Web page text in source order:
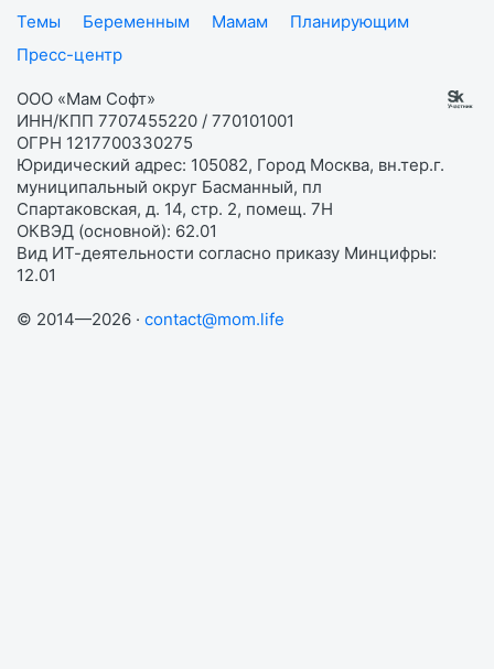
Темы
Беременным Мамам
Планирующим
Пресс-центр
ООО «Мам Софт»
ИНН/КПП 7707455220 / 770101001
ОГРН 1217700330275
Юридический адрес: 105082, Город Москва, вн.тер.г.
муниципальный округ Басманный, пл
Спартаковская, д. 14, стр. 2, помещ. 7Н
ОКВЭД (основной): 62.01
Вид ИТ-деятельности согласно приказу Минцифры:
12.01
© 2014—2026 · contact@mom.life